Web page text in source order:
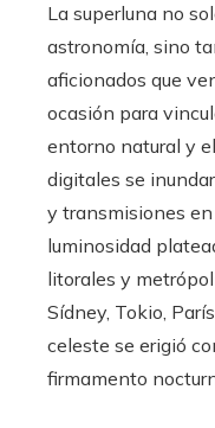
La superluna no
astronomía, sino
aficionados que
ocasión para
entorno natural y
digitales se
y transmisiones
luminosidad
litorales y
Sídney, Tokio,
celeste se erigió
firmamento